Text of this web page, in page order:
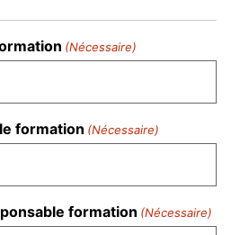
(Nécessaire)
formation (Nécessaire)
formation (Nécessaire)